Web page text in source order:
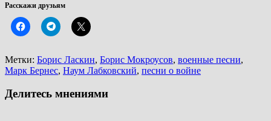
Расскажи друзьям
Метки: Борис Ласкин, Борис Мокроусов, военные песни,
Марк Бернес, Наум Лабковский, песни о войне
Делитесь мнениями